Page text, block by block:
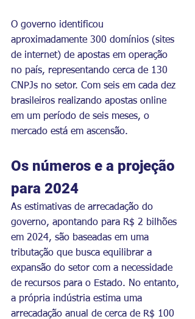
O governo identificou
aproximadamente 300 domínios (sites
de internet) de apostas em operação
no país, representando cerca de 130
CNPJs no setor. Com seis em cada dez
brasileiros realizando apostas online
em um período de seis meses, o
mercado está em ascensão.
Os números e a projeção
para 2024
As estimativas de arrecadação do
governo, apontando para R$ 2 bilhões
em 2024, são baseadas em uma
tributação que busca equilibrar a
expansão do setor com a necessidade
de recursos para o Estado. No entanto,
a própria indústria estima uma
arrecadação anual de cerca de R$ 100